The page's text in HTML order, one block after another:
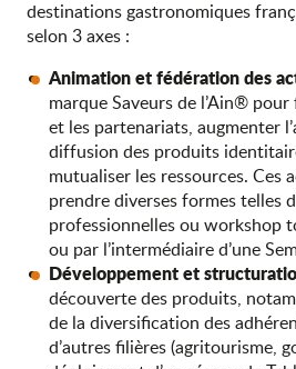
destinations gastronomiques
selon 3 axes :
Animation et fédération des
marque Saveurs de l’Ain®
et les partenariats, augmenter
diffusion des produits
mutualiser les ressources. Ces
prendre diverses formes telles
professionnelles ou workshop
ou par l’intermédiaire d’une
Développement et
découverte des produits,
de la diversification des
d’autres filières (agritourisme,